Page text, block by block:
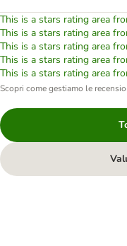
This is a stars rating area
This is a stars rating area
This is a stars rating area
This is a stars rating area
This is a stars rating area
Scopri come gestiamo le